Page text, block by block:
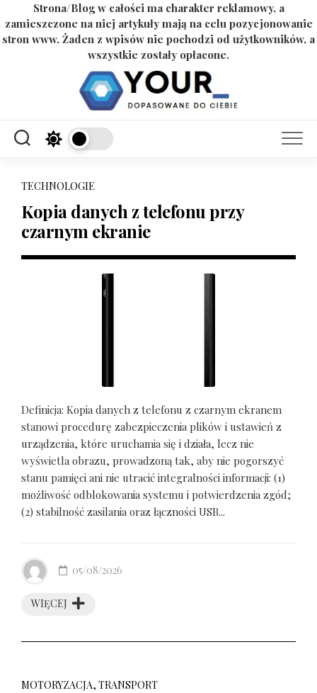
Strona/Blog w całości ma charakter reklamowy, a
zamieszczone na niej artykuły mają na celu pozycjonowanie
stron www. Żaden z wpisów nie pochodzi od użytkowników, a
wszystkie zostały opłacone.
TECHNOLOGIE
Kopia danych z telefonu przy
czarnym ekranie
Definicja: Kopia danych z telefonu z czarnym ekranem
stanowi procedurę zabezpieczenia plików i ustawień z
urządzenia, które uruchamia się i działa, lecz nie
wyświetla obrazu, prowadzoną tak, aby nie pogorszyć
stanu pamięci ani nie utracić integralności informacji: (1)
możliwość odblokowania systemu i potwierdzenia zgód;
(2) stabilność zasilania oraz łączności USB...
WIĘCEJ
05/08/2026
MOTORYZACJA, TRANSPORT